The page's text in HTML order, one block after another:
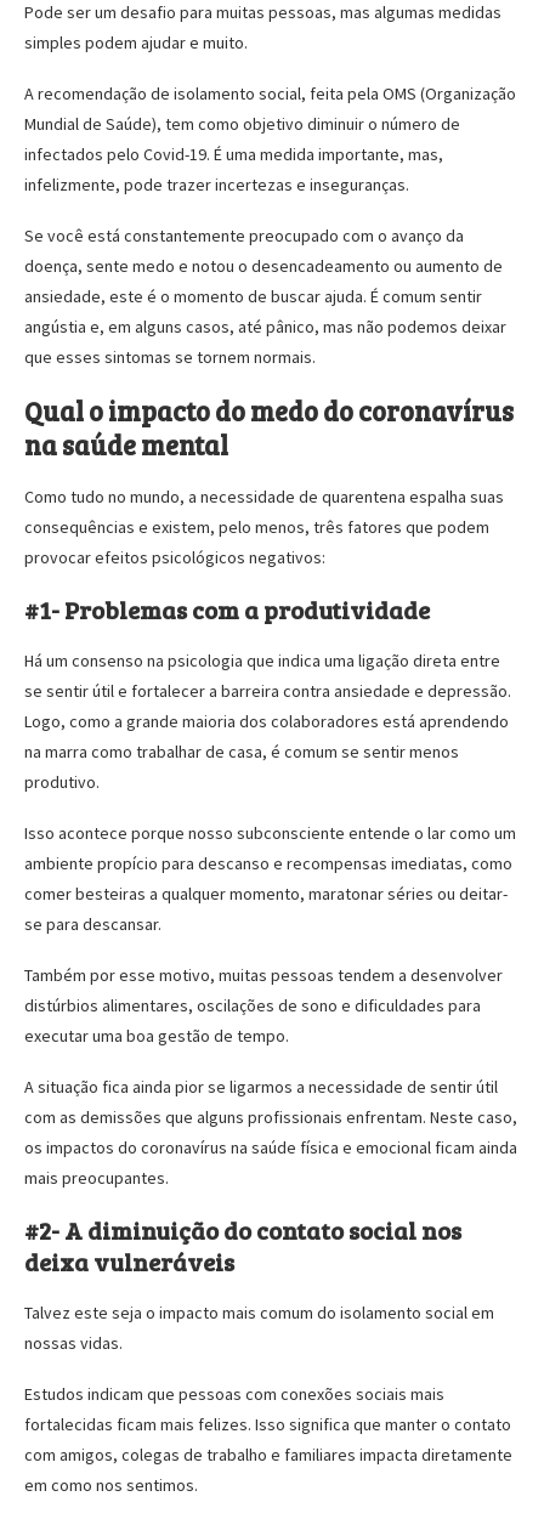
Pode ser um desafio para muitas pessoas, mas algumas medidas
simples podem ajudar e muito.
A recomendação de isolamento social, feita pela OMS (Organização
Mundial de Saúde), tem como objetivo diminuir o número de
infectados pelo Covid-19. É uma medida importante, mas,
infelizmente, pode trazer incertezas e inseguranças.
Se você está constantemente preocupado com o avanço da
doença, sente medo e notou o desencadeamento ou aumento de
ansiedade, este é o momento de buscar ajuda. É comum sentir
angústia e, em alguns casos, até pânico, mas não podemos deixar
que esses sintomas se tornem normais.
Qual o impacto do medo do coronavírus
na saúde mental
Como tudo no mundo, a necessidade de quarentena espalha suas
consequências e existem, pelo menos, três fatores que podem
provocar efeitos psicológicos negativos:
#1- Problemas com a produtividade
Há um consenso na psicologia que indica uma ligação direta entre
se sentir útil e fortalecer a barreira contra ansiedade e depressão.
Logo, como a grande maioria dos colaboradores está aprendendo
na marra como trabalhar de casa, é comum se sentir menos
produtivo.
Isso acontece porque nosso subconsciente entende o lar como um
ambiente propício para descanso e recompensas imediatas, como
comer besteiras a qualquer momento, maratonar séries ou deitar-
se para descansar.
Também por esse motivo, muitas pessoas tendem a desenvolver
distúrbios alimentares, oscilações de sono e dificuldades para
executar uma boa gestão de tempo.
A situação fica ainda pior se ligarmos a necessidade de sentir útil
com as demissões que alguns profissionais enfrentam. Neste caso,
os impactos do coronavírus na saúde física e emocional ficam ainda
mais preocupantes.
#2- A diminuição do contato social nos
deixa vulneráveis
Talvez este seja o impacto mais comum do isolamento social em
nossas vidas.
Estudos indicam que pessoas com conexões sociais mais
fortalecidas ficam mais felizes. Isso significa que manter o contato
com amigos, colegas de trabalho e familiares impacta diretamente
em como nos sentimos.